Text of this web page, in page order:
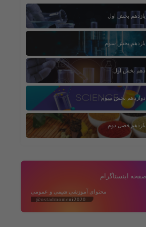
بخش اول
بخش سوم
بخش اول
بخش سوم
فصل دوم
صفحه اینستاگرام
محتوای آموزشی شیمی و عمومی
@ostadmomeni2020